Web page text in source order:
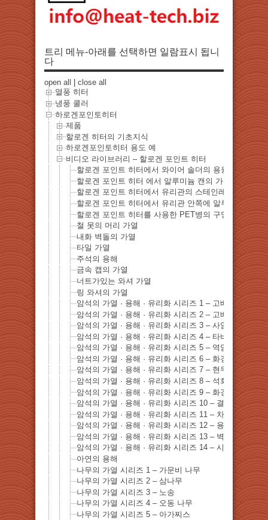
트리 메뉴-아래를 선택하면 일람표시 됩니
다
open all
close all
열풍 히터
냉풍 쿨러
하로겐포인토히터
제품
할로겐 히터의 기초지식
하로겐포인토히터 용도 예
비디오 라이브러리 – 할로겐 포인트 히터
할로겐 포인트 히터에서 와이어 솔더의 용융
할로겐 포인트 히터 에서 알루미늄 캔의 가열
할로겐 포인트 히터에서 유리관의 스테인레스 관을 가
할로겐 포인트 히터에서 유리관 안쪽에 알루미늄 관을
할로겐 포인트 히터를 사용한 PET병의 구멍
철 못의 머리 가열
내화 벽돌의 가열
타일 ​​가열
주석의 용해
금속 캡의 가열
너트가있는 와셔 가열
링 와셔의 가열
암석의 가열 · 용해 · 유리화 시리즈 1 – 고베 마이코
암석의 가열 · 용해 · 유리화 시리즈 2 – 고베 마이코 해
암석의 가열 · 용해 · 유리화 시리즈 3 – 사암
암석의 가열 · 용해 · 유리화 시리즈 4 – 타비다이토
암석의 가열 · 용해 · 유리화 시리즈 5 – 역암
암석의 가열 · 용해 · 유리화 시리즈 6 – 화강암
암석의 가열 · 용해 · 유리화 시리즈 7 – 현무암
암석의 가열 · 용해 · 유리화 시리즈 8 – 석회암
암석의 가열 · 용해 · 유리화 시리즈 9 – 화강암
암석의 가열 · 용해 · 유리화 시리즈 10 – 결정 편암
암석의 가열 · 용해 · 유리화 시리즈 11 – 차트 석
암석의 가열 · 용해 · 유리화 시리즈 12 – 용암 바위
암석의 가열 · 용해 · 유리화 시리즈 13 – 벽돌
암석의 가열 · 용해 · 유리화 시리즈 14 – 시멘트 벽돌
아연의 용해
나무의 가열 시리즈 1 – 가문비 나무
나무의 가열 시리즈 2 – 삼나무
나무의 가열 시리즈 3 – 노송
나무의 가열 시리즈 4 – 오동 나무
나무의 가열 시리즈 5 – 아가찌스